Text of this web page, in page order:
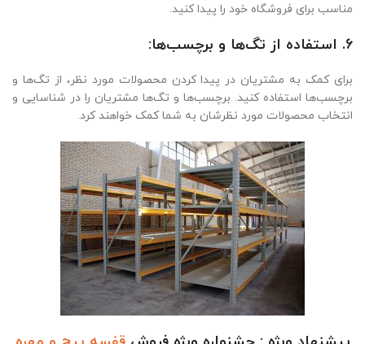
مناسب برای فروشگاه خود را پیدا کنید.
6. استفاده از تگ‌ها و برچسب‌ها:
برای کمک به مشتریان در پیدا کردن محصولات مورد نظر، از تگ‌ها و
برچسب‌ها استفاده کنید. برچسب‌ها و تگ‌ها مشتریان را در شناسایی و
انتخاب محصولات مورد نظرشان به شما کمک خواهند کرد.